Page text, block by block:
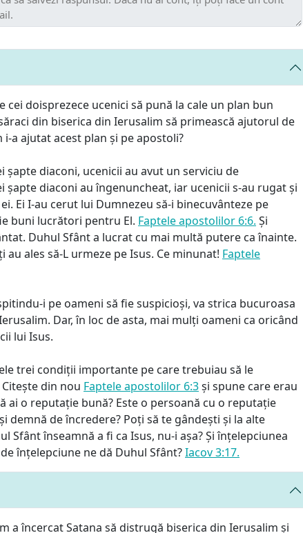
cei doisprezece ucenici să pună la cale un plan bun
din biserica din Ierusalim să primească ajutorul de
i-a ajutat acest plan și pe apostoli?
șapte diaconi, ucenicii au avut un serviciu de
șapte diaconi au îngenuncheat, iar ucenicii s-au rugat și
Ei I-au cerut lui Dumnezeu să-i binecuvânteze pe
buni lucrători pentru El. Faptele apostolilor 6:6. Și
Duhul Sfânt a lucrat cu mai multă putere ca înainte.
ales să-L urmeze pe Isus. Ce minunat! Faptele
i pe oameni să fie suspicioși, va strica bucuroasa
Dar, în loc de asta, mai mulți oameni ca oricând
lui Isus.
trei condiții importante pe care trebuiau să le
din nou Faptele apostolilor 6:3și spune care erau
ai o reputație bună? Este o persoană cu o reputație
demnă de încredere? Poți să te gândești și la alte
Sfânt înseamnă a fi ca Isus, nu-i așa? Și înțelepciunea
înțelepciune ne dă Duhul Sfânt?Iacov 3:17.
a încercat Satana să distrugă biserica din Ierusalim și